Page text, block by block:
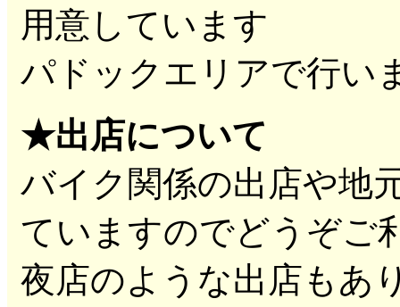
用意しています
パドックエリアで行い
★出店について
バイク関係の出店や地
ていますのでどうぞご
夜店のような出店もあ